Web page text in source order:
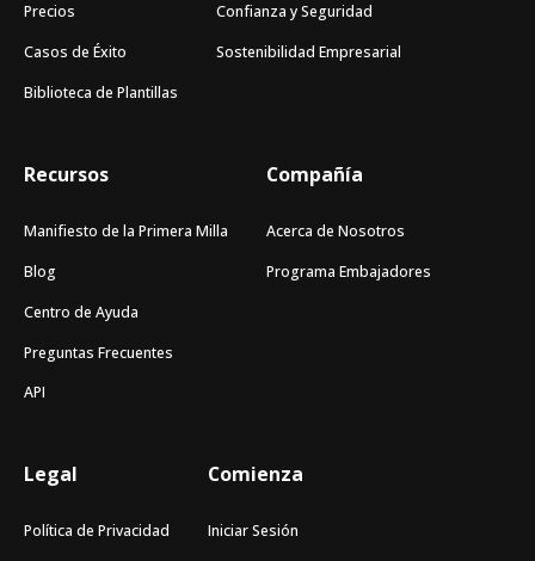
Precios
Casos de Éxito
Biblioteca de Plantillas
Confianza y Seguridad
Sostenibilidad Empresarial
Recursos
Manifiesto de la Primera Milla
Blog
Centro de Ayuda
Preguntas Frecuentes
API
Compañía
Acerca de Nosotros
Programa Embajadores
Legal
Política de Privacidad
Comienza
Iniciar Sesión